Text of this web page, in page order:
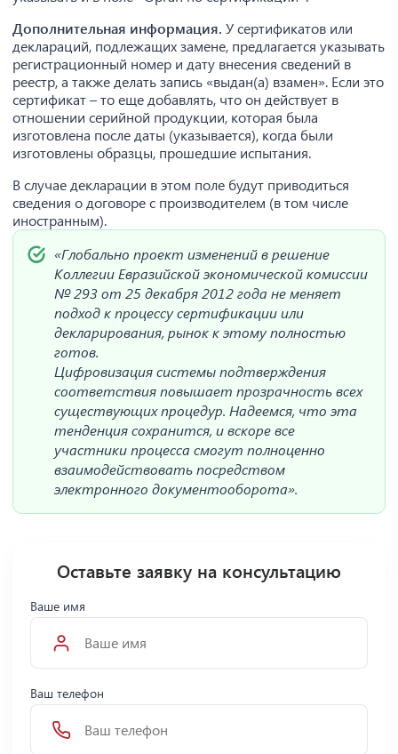
Дополнительная информация. У сертификатов или
деклараций, подлежащих замене, предлагается указывать
регистрационный номер и дату внесения сведений в
реестр, а также делать запись «выдан(а) взамен». Если это
сертификат – то еще добавлять, что он действует в
отношении серийной продукции, которая была
изготовлена после даты (указывается), когда были
изготовлены образцы, прошедшие испытания.
В случае декларации в этом поле будут приводиться
сведения о договоре с производителем (в том числе
иностранным).
«Глобально проект изменений в решение
Коллегии Евразийской экономической комиссии
№ 293 от 25 декабря 2012 года не меняет
подход к процессу сертификации или
декларирования, рынок к этому полностью
готов.
Цифровизация системы подтверждения
соответствия повышает прозрачность всех
существующих процедур. Надеемся, что эта
тенденция сохранится, и вскоре все
участники процесса смогут полноценно
взаимодействовать посредством
электронного документооборота».
Оставьте заявку на консультацию
Ваше имя
Ваш телефон